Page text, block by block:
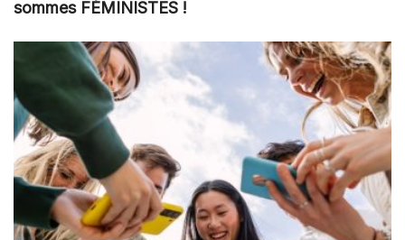
sommes FÉMINISTES !